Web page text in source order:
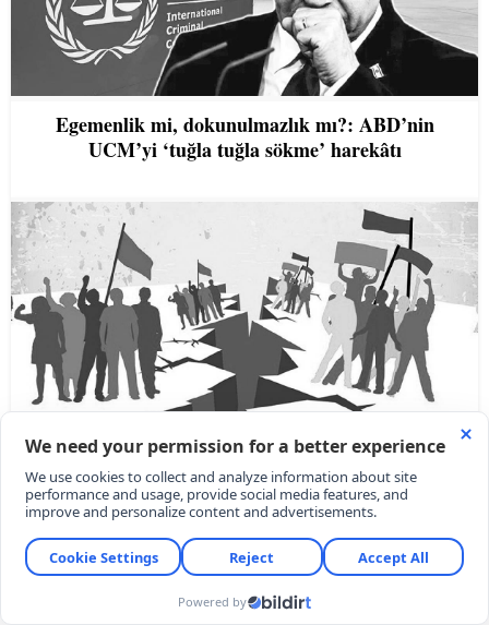
Egemenlik mi, dokunulmazlık mı?: ABD’nin
UCM’yi ‘tuğla tuğla sökme’ harekâtı
Kimlik kapanında biz: Hata neredeydi?